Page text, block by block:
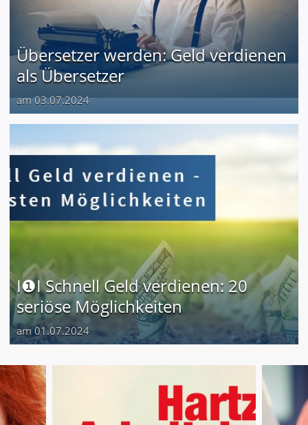
Übersetzer werden: Geld verdienen
als Übersetzer
am 03.07.2024
I❶I Schnell Geld verdienen: 20
seriöse Möglichkeiten
am 01.07.2024